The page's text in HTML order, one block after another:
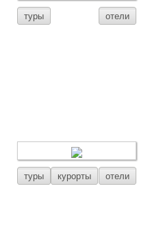
туры отели
туры курорты отели